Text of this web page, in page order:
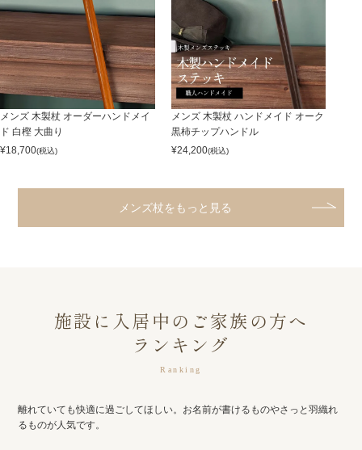
メンズ 木製杖 オーダーハンドメイ
ド 白樫 大曲り
¥18,700(税込)
メンズ 木製杖 ハンドメイド オーク
黒柿チップハンドル
¥24,200(税込)
メンズ杖をもっと見る
施設に入居中のご家族の方へ
ランキング
Ranking
離れていても快適に過ごしてほしい。お名前が書けるものやさっと羽織れ
るものが人気です。